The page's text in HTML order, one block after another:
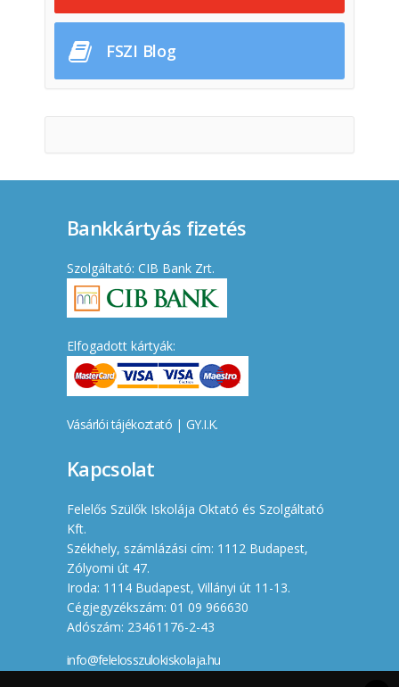
FSZI Blog
Bankkártyás fizetés
Szolgáltató: CIB Bank Zrt.
Elfogadott kártyák:
Vásárlói tájékoztató | GY.I.K.
Kapcsolat
Felelős Szülők Iskolája Oktató és Szolgáltató
Kft.
Székhely, számlázási cím: 1112 Budapest,
Zólyomi út 47.
Iroda: 1114 Budapest, Villányi út 11-13.
Cégjegyzékszám: 01 09 966630
Adószám: 23461176-2-43
info@felelosszulokiskolaja.hu